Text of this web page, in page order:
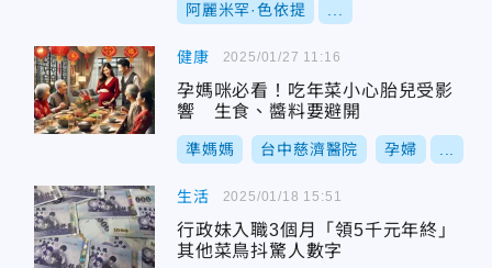
阿麗米罕·色依提
健康
孕媽咪必看！吃年菜小心胎兒受影
響 生食、醬料要避開
準媽媽 台中慈濟醫院 孕婦
2025/01/27 11:16
生活
行政妹入職3個月「領5千元年終」
其他菜鳥抖驚人數字
2025/01/18 15:51